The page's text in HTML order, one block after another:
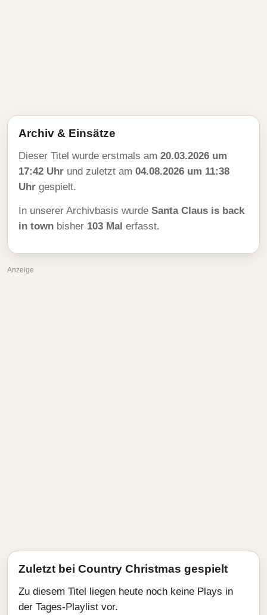
Archiv & Einsätze
Dieser Titel wurde erstmals am 20.03.2026 um
17:42 Uhr und zuletzt am 04.08.2026 um 11:38
Uhr gespielt.
In unserer Archivbasis wurde Santa Claus is back
in town bisher 103 Mal erfasst.
Anzeige
Zuletzt bei Country Christmas gespielt
Zu diesem Titel liegen heute noch keine Plays in
der Tages-Playlist vor.